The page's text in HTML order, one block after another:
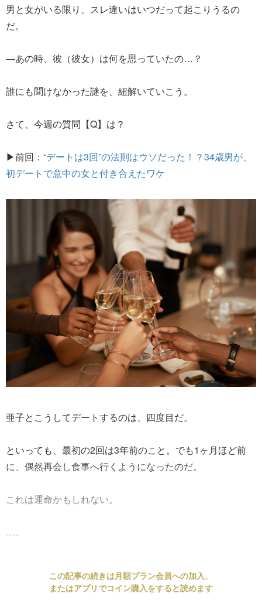
男と女がいる限り、スレ違いはいつだって起こりうるの
だ。
—あの時、彼（彼女）は何を思っていたの…？
誰にも聞けなかった謎を、紐解いていこう。
さて、今週の質問【Q】は？
▶前回： “デートは3回”の法則はウソだった！？34歳男が、
初デートで意中の女と付き合えたワケ
亜子とこうしてデートするのは、四度目だ。
といっても、最初の2回は3年前のこと。でも1ヶ月ほど前
に、偶然再会し食事へ行くようになったのだ。
これは運命かもしれない。
......
この記事の続きは月額プラン会員への加入、
またはアプリでコイン購入をすると読めます